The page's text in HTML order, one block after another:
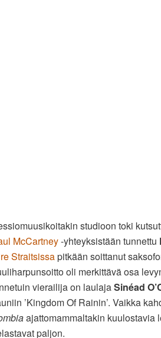
studioon toki
McCartney-yhteyksistään tunnettu
Straitsissapitkään soittanut
oli merkittävä osa
vierailija on laulajaSinéad
’Kingdom Of Rainin’. Vaikka
ajattomammaltakin kuulostavia
paljon.